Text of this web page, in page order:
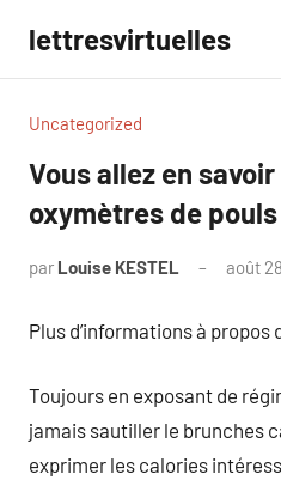
contenu
lettresvirtuelles
Uncategorized
Vous allez en
oxymètres de pouls
par Louise KESTEL août
Plus d’informations à propos
Toujours en exposant de
jamais sautiller le brunches
exprimer les calories